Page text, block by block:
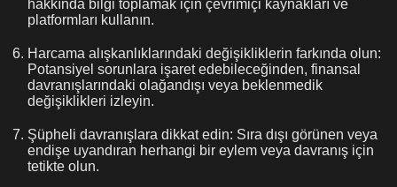
hakkında bilgi toplamak için çevrimiçi kaynakları ve
platformları kullanın.
Harcama alışkanlıklarındaki değişikliklerin farkında olun:
Potansiyel sorunlara işaret edebileceğinden, finansal
davranışlarındaki olağandışı veya beklenmedik
değişiklikleri izleyin.
Şüpheli davranışlara dikkat edin: Sıra dışı görünen veya
endişe uyandıran herhangi bir eylem veya davranış için
tetikte olun.